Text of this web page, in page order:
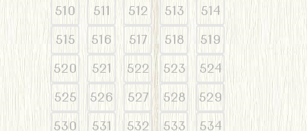
510
511 512 513
514
515
516 517 518
519
520
521 522 523
524
525
526 527 528
529
530
531 532 533 534